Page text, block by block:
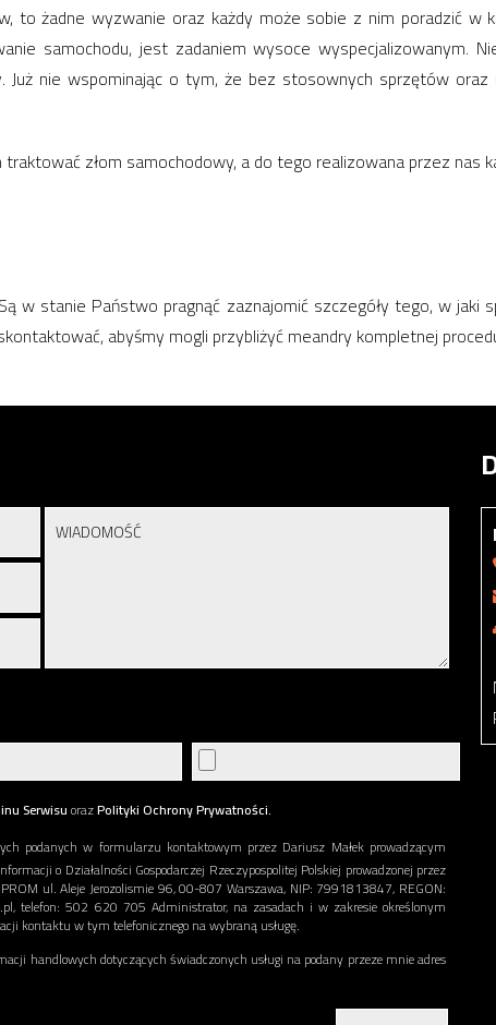
to żadne wyzwanie oraz każdy może sobie z nim poradzić w
samochodu, jest zadaniem wysoce wyspecjalizowanym.
nie wspominając o tym, że bez stosownych sprzętów
złom samochodowy, a do tego realizowana przez nas
w stanie Państwo pragnąć zaznajomić szczegóły tego, w jaki
abyśmy mogli przybliżyć meandry kompletnej
SerwisuorazPolityki Ochrony Prywatności.
podanych w formularzu kontaktowym przez Dariusz Małek prowadzącym
o Działalności Gospodarczej Rzeczypospolitej Polskiej prowadzonej przez
ul. Aleje Jerozolismie 96, 00-807 Warszawa, NIP: 7991813847, REGON:
telefon: 502 620 705 Administrator, na zasadach i w zakresie określonym
kontaktu w tym telefonicznego na wybraną usługę.
handlowych dotyczących świadczonych usługi na podany przeze mnie adres